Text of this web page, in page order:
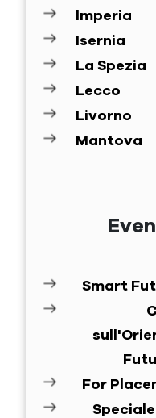
Imperia
Isernia
La Spezia
Lecco
Livorno
Mantova
Smart
For